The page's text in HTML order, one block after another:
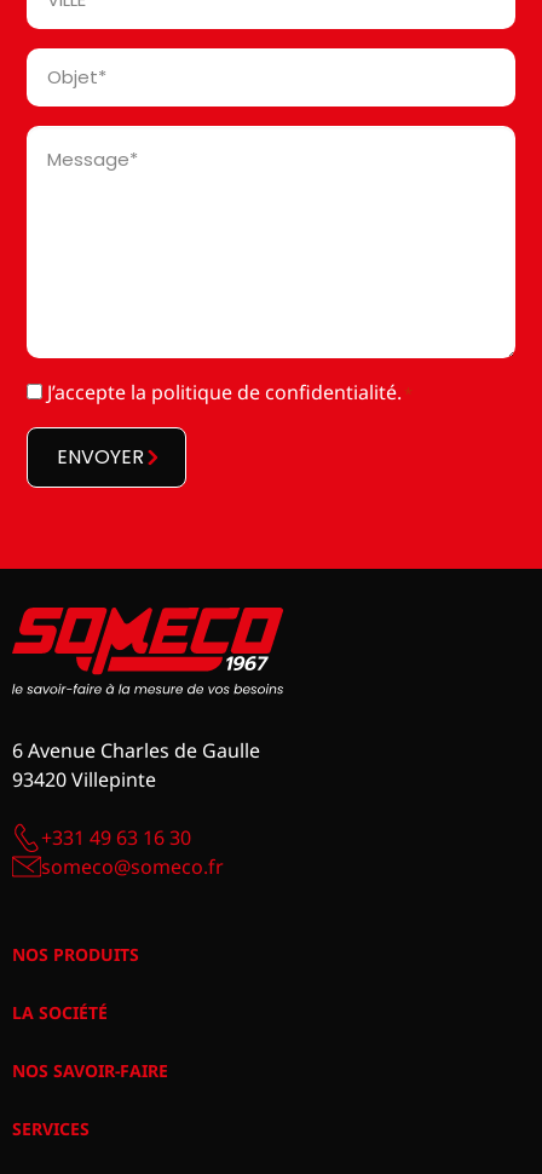
Objet
Message
RGPD
J’accepte la politique de confidentialité. *
ENVOYER
6 Avenue Charles de Gaulle
93420 Villepinte
+331 49 63 16 30
someco@someco.fr
NOS PRODUITS
LA SOCIÉTÉ
NOS SAVOIR-FAIRE
SERVICES